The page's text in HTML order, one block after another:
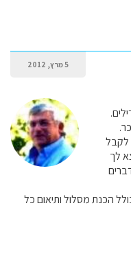
5 מרץ, 2012
לקבל
לך
הכנת מסלול ותיאום כל